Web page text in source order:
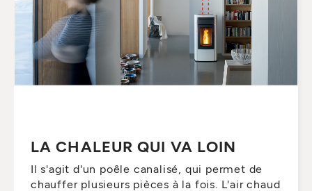
LA CHALEUR QUI VA LOIN
Il s'agit d'un poêle canalisé, qui permet de
chauffer plusieurs pièces à la fois. L'air chaud